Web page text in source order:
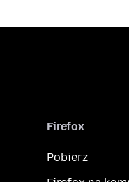
Firefox
Pobierz